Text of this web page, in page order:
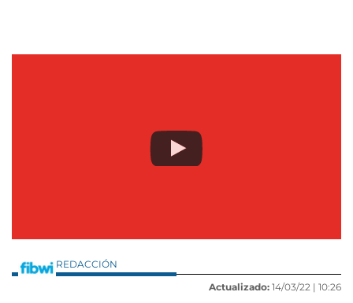
REDACCIÓN
Actualizado: 14/03/22 | 10:26